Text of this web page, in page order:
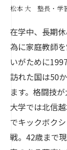
松本 大 塾長・学
在学中、長期
為に家庭教師
いがために
訪れた国は50
ます。格闘技
大学では北信
でキックボク
戦。42歳まで